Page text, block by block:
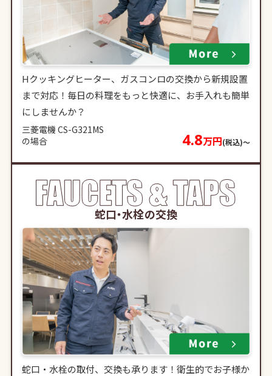
Hクッキングヒーター、ガスコンロの交換から新規設置
まで対応！毎日の料理をもっと快適に、お手入れも簡単
にしませんか？
三菱電機 CS-G321MS
の場合
4.8万円(税込)〜
蛇口・水栓の交換
蛇口・水栓の取付、交換も承ります！衛生的でお子様か